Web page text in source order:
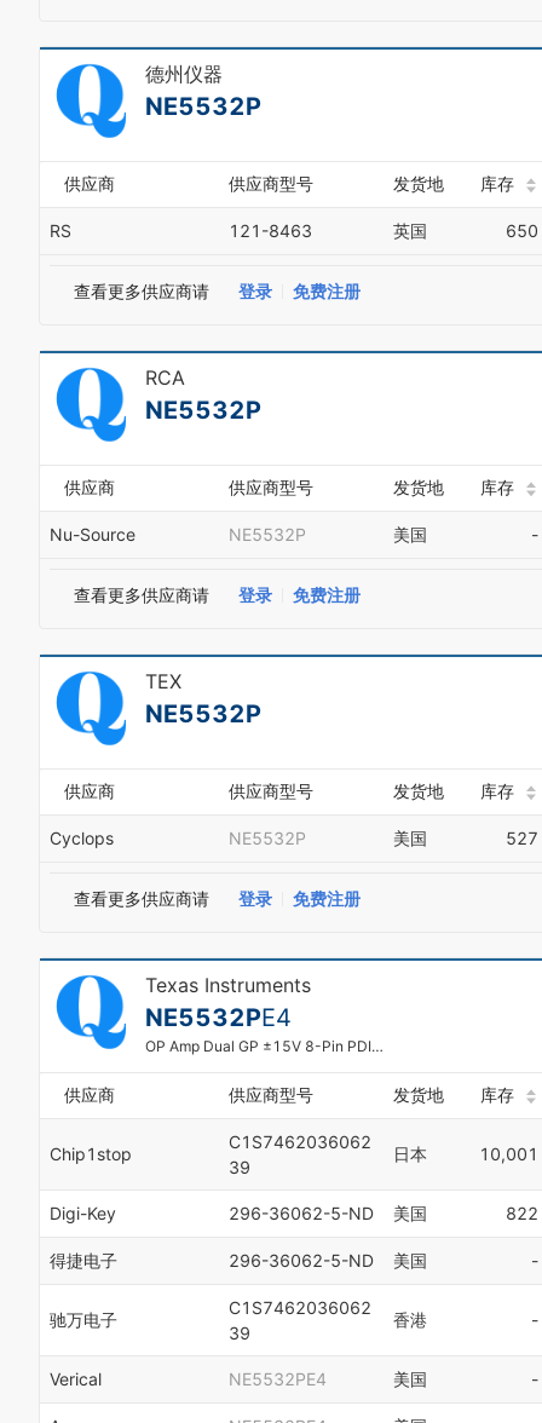
德州仪器
NE5532P
供应商 供应商型号 发货地 库存
RS 121-8463 英国 650
查看更多供应商请 登录 免费注册
RCA
NE5532P
供应商 供应商型号 发货地 库存
Nu-Source NE5532P 美国 -
查看更多供应商请 登录 免费注册
TEX
NE5532P
供应商 供应商型号 发货地 库存
Cyclops NE5532P 美国 527
查看更多供应商请 登录 免费注册
Texas Instruments
NE5532PE4
OP Amp Dual GP ±15V 8-Pin PDIP Tube
供应商 供应商型号 发货地 库存
Chip1stop
C1S7462036062
39
日本 10,001
Digi-Key 296-36062-5-ND 美国 822
得捷电子 296-36062-5-ND 美国 -
驰万电子
C1S7462036062
39
香港 -
Verical NE5532PE4 美国 -